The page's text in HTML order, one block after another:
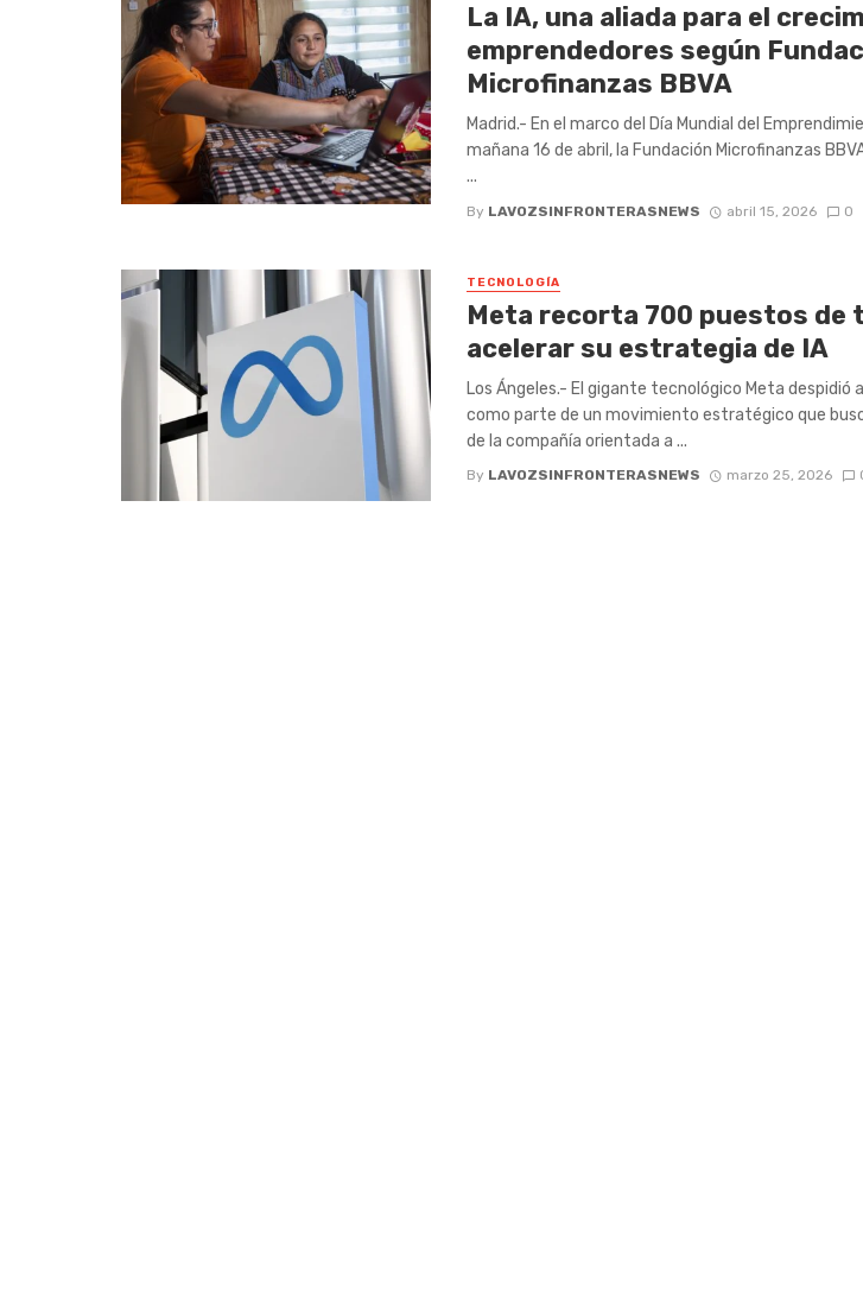
La IA, una aliada para el
emprendedores según
Microfinanzas BBVA
Madrid.- En el marco del Día Mundial del
mañana 16 de abril, la Fundación Microfinanzas
...
By LAVOZSINFRONTERASNEWS abril 15, 2026 0
TECNOLOGÍA
Meta recorta 700 puestos de
acelerar su estrategia de IA
Los Ángeles.- El gigante tecnológico Meta despidió
como parte de un movimiento estratégico que
de la compañía orientada a ...
By LAVOZSINFRONTERASNEWS marzo 25, 2026